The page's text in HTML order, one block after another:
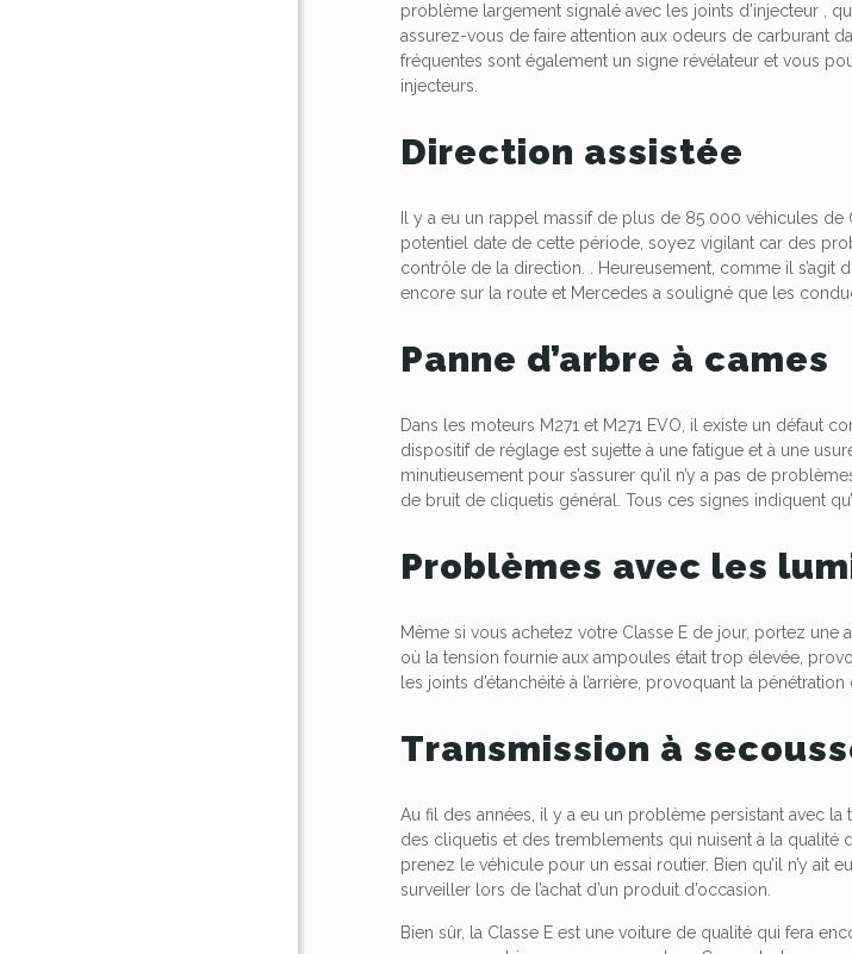
problème largement signalé avec les joints d’injecteur ,
assurez-vous de faire attention aux odeurs de carburant
fréquentes sont également un signe révélateur et vous
injecteurs.
Direction assistée
Il y a eu un rappel massif de plus de 85 000 véhicules
potentiel date de cette période, soyez vigilant car des
contrôle de la direction. . Heureusement, comme il
encore sur la route et Mercedes a souligné que les
Panne d’arbre à cames
Dans les moteurs M271 et M271 EVO, il existe un défaut
dispositif de réglage est sujette à une fatigue et à une
minutieusement pour s’assurer qu’il n’y a pas de
de bruit de cliquetis général. Tous ces signes indiquent
Problèmes avec les
Même si vous achetez votre Classe E de jour, portez une
où la tension fournie aux ampoules était trop élevée,
les joints d’étanchéité à l’arrière, provoquant la
Transmission à
Au fil des années, il y a eu un problème persistant avec la
des cliquetis et des tremblements qui nuisent à la
prenez le véhicule pour un essai routier. Bien qu’il n’y ait
surveiller lors de l’achat d’un produit d’occasion.
Bien sûr, la Classe E est une voiture de qualité qui fera